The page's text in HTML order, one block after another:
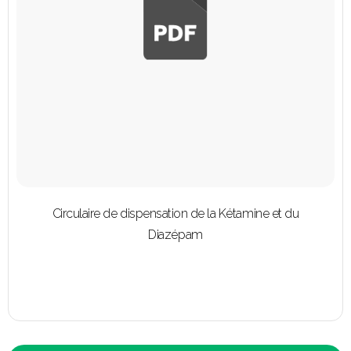
Circulaire de dispensation de la Kétamine et du
Diazépam